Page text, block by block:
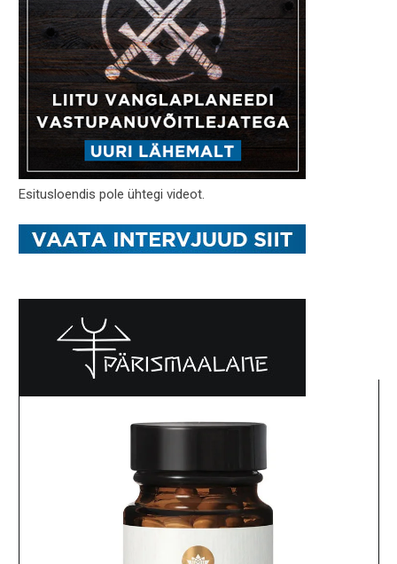
Esitusloendis pole ühtegi videot.